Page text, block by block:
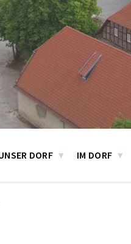
DORF IM DORF